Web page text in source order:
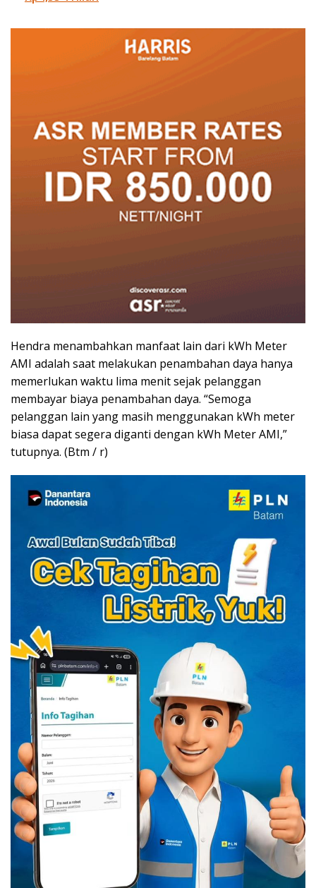
Hendra menambahkan manfaat lain dari kWh Meter
AMI adalah saat melakukan penambahan daya hanya
memerlukan waktu lima menit sejak pelanggan
membayar biaya penambahan daya. “Semoga
pelanggan lain yang masih menggunakan kWh meter
biasa dapat segera diganti dengan kWh Meter AMI,”
tutupnya. (Btm / r)